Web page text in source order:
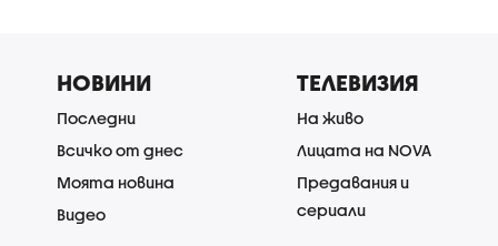
НОВИНИ
Последни
Всичко от днес
Моята новина
Видео
ТЕЛЕВИЗИЯ
На живо
Лицата на NOVA
Предавания и
сериали